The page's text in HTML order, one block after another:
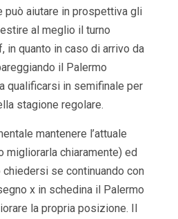
può aiutare in prospettiva gli
al meglio il turno
in quanto in caso di arrivo da
il Palermo
qualificarsi in semifinale per
stagione regolare.
mantenere l’attuale
chiaramente) ed
se continuando con
x in schedina il Palermo
la propria posizione. Il